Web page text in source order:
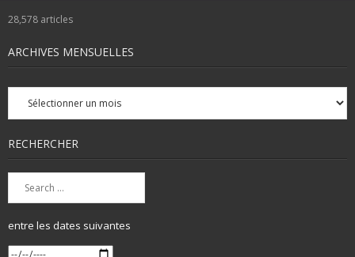
28,578 articles
ARCHIVES MENSUELLES
Archives
mensuelles
RECHERCHER
entre les dates suivantes